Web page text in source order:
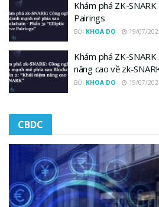
Khám phá ZK-
Pairings
BỞI KHOA DO 19/07/
Khám phá ZK-
nâng cao về zk-
BỞI KHOA DO 19/07/
CBDC